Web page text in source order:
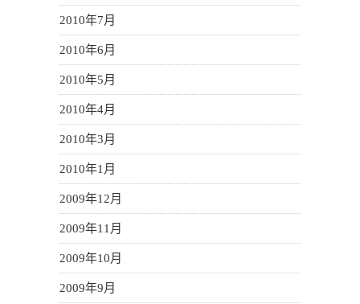
2010年7月
2010年6月
2010年5月
2010年4月
2010年3月
2010年1月
2009年12月
2009年11月
2009年10月
2009年9月